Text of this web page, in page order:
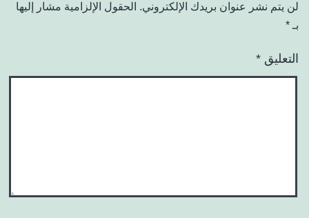
لن يتم نشر عنوان بريدك الإلكتروني. الحقول الإلزامية مشار إليها
بـ *
التعليق *